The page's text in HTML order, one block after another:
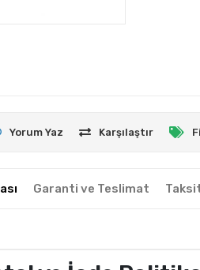
Yorum Yaz Karşılaştır
Garanti ve Teslimat